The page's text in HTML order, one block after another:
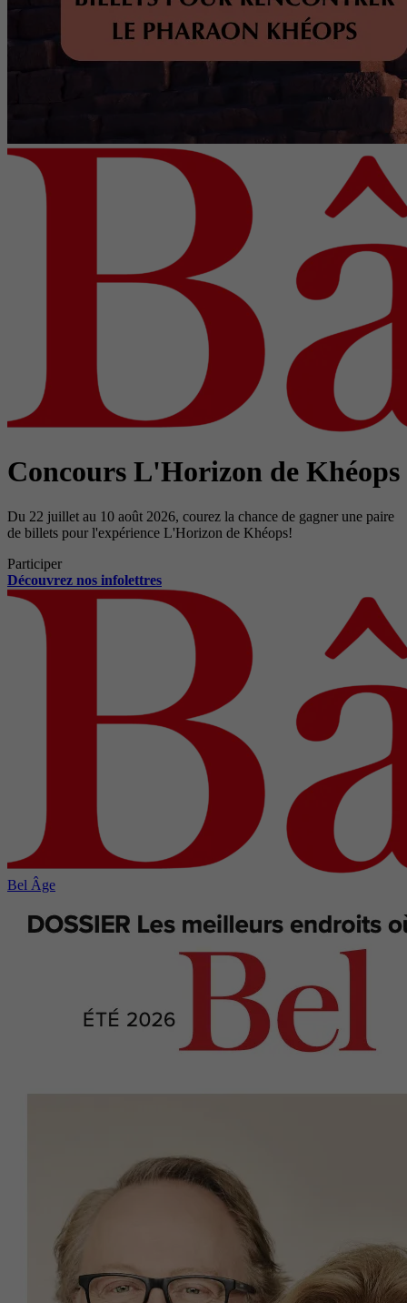
Concours L'Horizon de Khéops
Du 22 juillet au 10 août 2026, courez la chance de gagner une paire
de billets pour l'expérience L'Horizon de Khéops!
Participer
Découvrez nos infolettres
Bel Âge